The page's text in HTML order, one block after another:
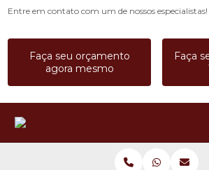
Entre em contato com um de nossos especialistas!
Faça seu orçamento
agora mesmo
Faça